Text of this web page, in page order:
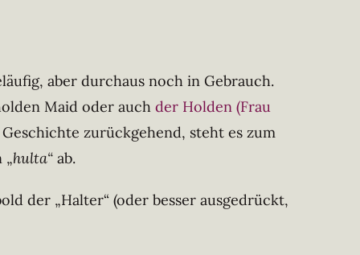
aber durchaus noch in Gebrauch.
Maid oder auch der Holden (Frau
zurückgehend, steht es zum
„hulta“ ab.
der „Halter“ (oder besser ausgedrückt,